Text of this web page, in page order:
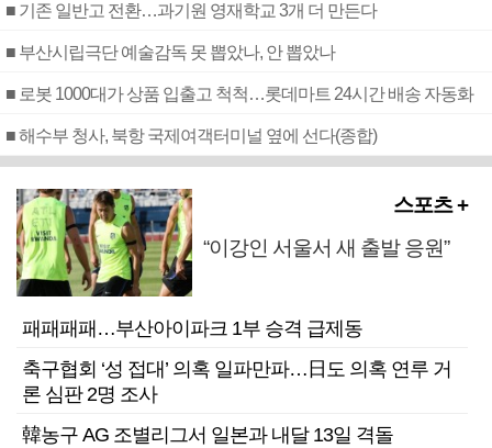
■ 기존 일반고 전환…과기원 영재학교 3개 더 만든다
■ 부산시립극단 예술감독 못 뽑았나, 안 뽑았나
■ 로봇 1000대가 상품 입출고 척척…롯데마트 24시간 배송 자동화
■ 해수부 청사, 북항 국제여객터미널 옆에 선다(종합)
스포츠 +
“이강인 서울서 새 출발 응원”
패패패패…부산아이파크 1부 승격 급제동
축구협회 ‘성 접대’ 의혹 일파만파…日도 의혹 연루 거
론 심판 2명 조사
韓농구 AG 조별리그서 일본과 내달 13일 격돌